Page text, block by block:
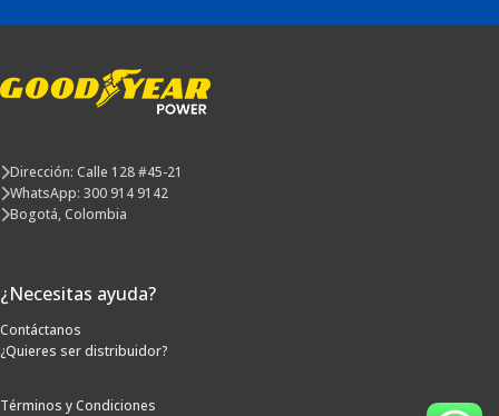
Dirección: Calle 128 #45-21
WhatsApp: 300 914 9142
Bogotá, Colombia
¿Necesitas ayuda?
Contáctanos
¿Quieres ser distribuidor?
Términos y Condiciones